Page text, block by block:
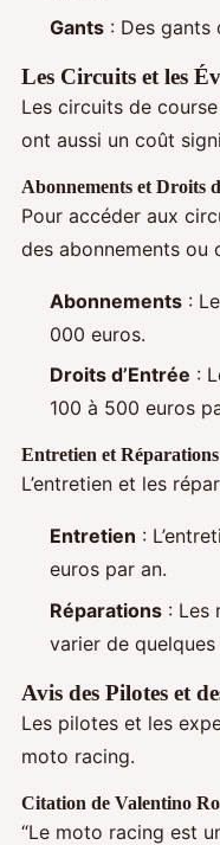
Gants : Des gants
Les Circuits et les
Les circuits de
ont aussi un coût
Abonnements et Droits
Pour accéder aux
des abonnements ou
Abonnements :
000 euros.
Droits d’Entrée :
100 à 500 euros
Entretien et Réparations
L’entretien et les
Entretien :
euros par an.
Réparations : Les
varier de quelques
Avis des Pilotes et
Les pilotes et les
moto racing.
Citation de Valentino
“Le moto racing est